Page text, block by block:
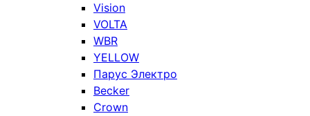
Vision
VOLTA
WBR
YELLOW
Парус Электро
Becker
Crown